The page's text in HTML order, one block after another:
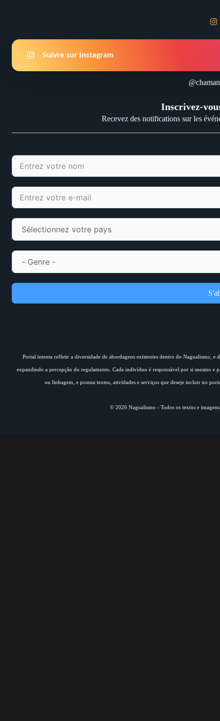
Suivre sur Instagram
Inscrivez-
Recevez des notifications sur les
Portal intenta refletir a diversidade de abordagens existentes dentro do Nagualismo, e
expandindo a percepção do regulamento. Cada indivíduo é responsável por si mesmo
ou linhagem, e possua textos, atividades e serviços que deseje incluir no
© 2026 Nagualismo - Todos os textos e